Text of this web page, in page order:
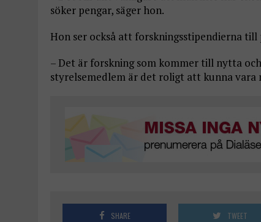
söker pengar, säger hon.
Hon ser också att forskningsstipendierna
– Det är forskning som kommer till nytta
styrelsemedlem är det roligt att kunna vara
SHARE TWEET